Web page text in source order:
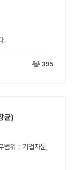
.
395
균)
범위 : 기업자문,